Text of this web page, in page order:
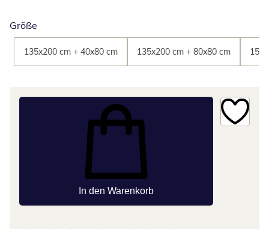
Größe
135x200 cm + 40x80 cm 135x200 cm + 80x80 cm
In den Warenkorb